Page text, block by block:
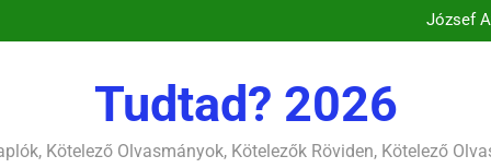
József
Csokonai Vitéz Mihály: A dél
Tudtad? 2026
Kötelező Olvasmányok, Kötelezők Röviden, Kötelező